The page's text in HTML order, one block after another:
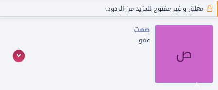
و
ع
ء
مغلق و غير مفتوح للمزيد من الردود.
ص
صمت
عضو